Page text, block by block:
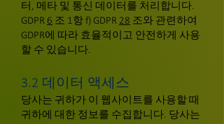
터, 메타 및 통신 데이터를 처리합니다.
GDPR 6 조 1항 f) GDPR 28 조와 관련하여
GDPR에 따라 효율적이고 안전하게 사용
할 수 있습니다.
3.2 데이터 액세스
당사는 귀하가 이 웹사이트를 사용할 때
귀하에 대한 정보를 수집합니다. 당사는